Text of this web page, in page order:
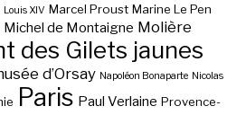
Louis XIV Marcel Proust Marine Le Pen
Michel de Montaigne Molière
des Gilets jaunes
d’Orsay Napoléon Bonaparte Nicolas
Paris Paul Verlaine Provence-